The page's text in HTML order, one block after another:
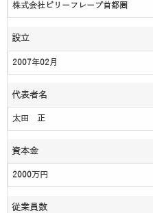
株式会社ビリーフレーブ首都圏
設立
2007年02月
代表者名
太田 正
資本金
2000万円
従業員数